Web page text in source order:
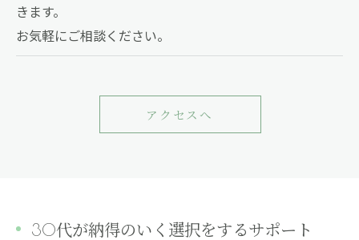
きます。
お気軽にご相談ください。
アクセスへ
30代が納得のいく選択をするサポート